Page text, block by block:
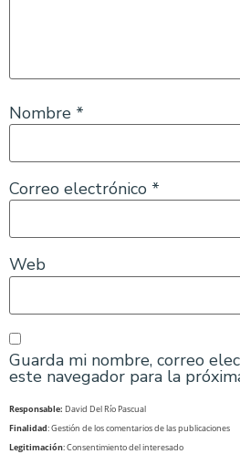
Nombre *
Correo electrónico *
Web
Guarda mi nombre, correo
este navegador para la
Responsable: David Del Río Pascual
Finalidad: Gestión de los comentarios de las publicaciones
Legitimación: Consentimiento del interesado